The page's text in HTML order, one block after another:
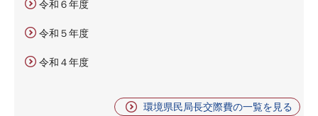
令和６年度
令和５年度
令和４年度
環境県民局長交際費の一覧を見る